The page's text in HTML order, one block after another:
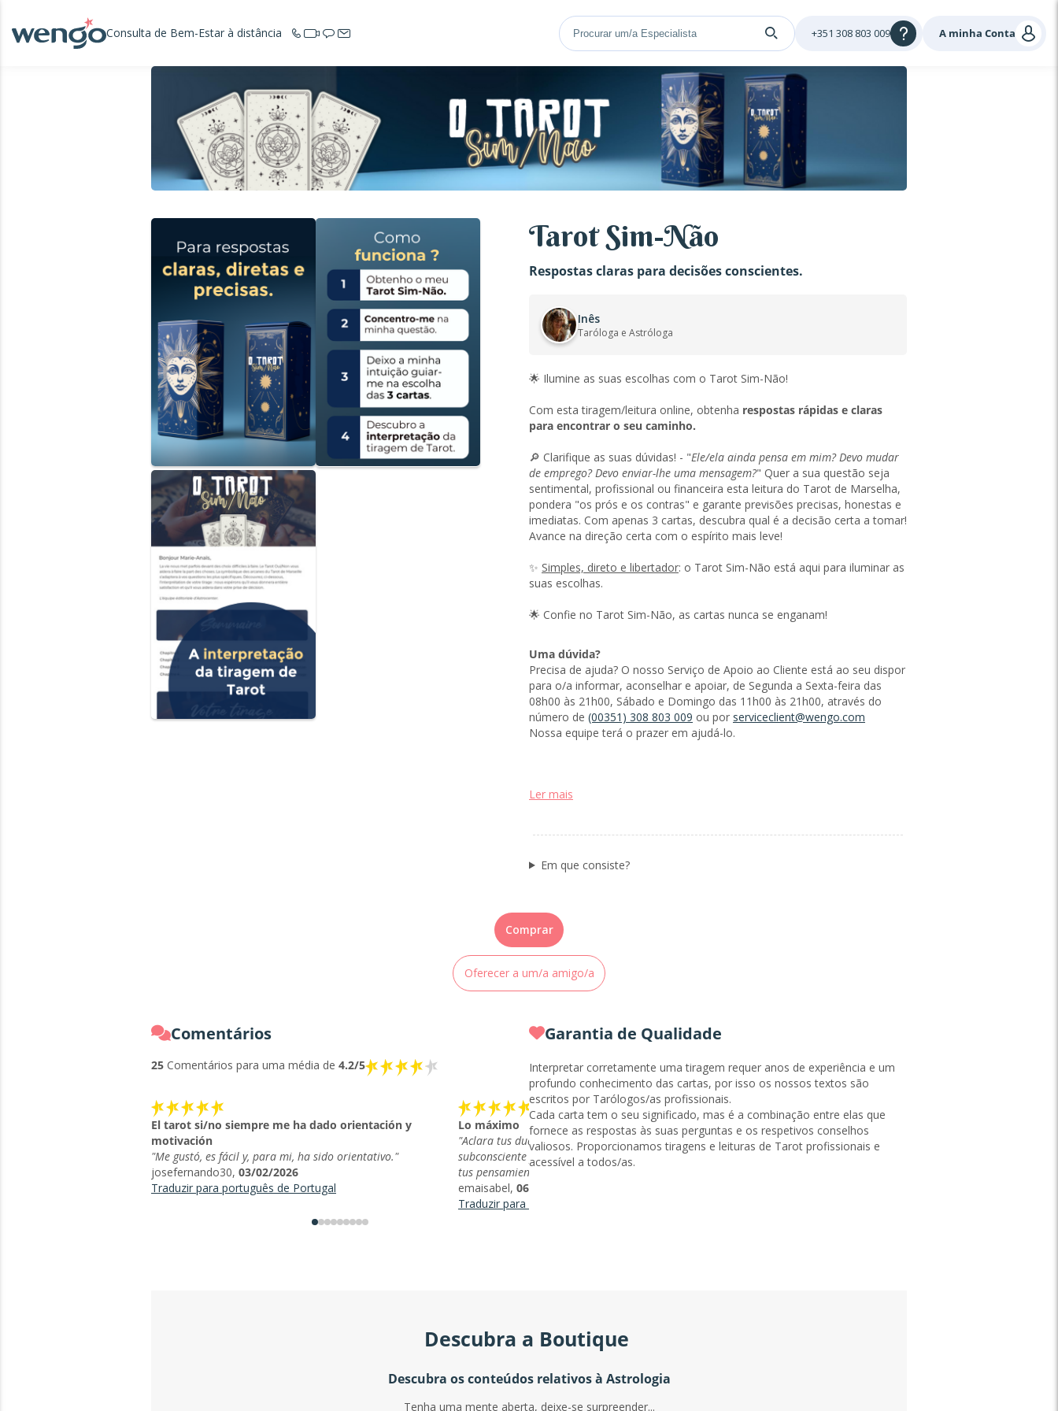
Consulta de Bem-Estar à distância A minha Conta
+351 308 803 009
Tarot Sim-Não
Respostas claras para decisões conscientes.
Inês
Taróloga e Astróloga
🌟 Ilumine as suas escolhas com o Tarot Sim-Não!
Com esta tiragem/leitura online, obtenha respostas rápidas e claras
para encontrar o seu caminho.
🔎 Clarifique as suas dúvidas! - "Ele/ela ainda pensa em mim? Devo mudar
de emprego? Devo enviar-lhe uma mensagem?" Quer a sua questão seja
sentimental, profissional ou financeira esta leitura do Tarot de Marselha,
pondera "os prós e os contras" e garante previsões precisas, honestas e
imediatas. Com apenas 3 cartas, descubra qual é a decisão certa a tomar!
Avance na direção certa com o espírito mais leve!
✨ Simples, direto e libertador: o Tarot Sim-Não está aqui para iluminar as
suas escolhas.
🌟 Confie no Tarot Sim-Não, as cartas nunca se enganam!
Uma dúvida?
Precisa de ajuda? O nosso Serviço de Apoio ao Cliente está ao seu dispor
para o/a informar, aconselhar e apoiar, de Segunda a Sexta-feira das
08h00 às 21h00, Sábado e Domingo das 11h00 às 21h00, através do
número de (00351) 308 803 009 ou por serviceclient@wengo.com
Nossa equipe terá o prazer em ajudá-lo.
Ler mais
Em que consiste?
Comprar
Oferecer a um/a amigo/a
Comentários
25 Comentários para uma média de 4.2/5
El tarot si/no siempre me ha dado orientación y
motivación
"Me gustó, es fácil y, para mi, ha sido orientativo."
josefernando30, 03/02/2026
Traduzir para português de Portugal
Lo máximo
"Aclara tus dudas más internas que tienes un tu
subconsciente y te ayuda a clarificar y comprender mejor
tus pensamientos 🙌🏼"
emaisabel, 06/11/2025
Traduzir para português de Portugal
Ottimo
"Funzionano ve lo confermo attendibili"
gaet78,15/08/2025
Garantia de Qualidade
Interpretar corretamente uma tiragem requer anos de experiência e um
profundo conhecimento das cartas, por isso os nossos textos são
escritos por Tarólogos/as profissionais.
Cada carta tem o seu significado, mas é a combinação entre elas que
fornece as respostas às suas perguntas e os respetivos conselhos
valiosos. Proporcionamos tiragens e leituras de Tarot profissionais e
acessível a todos/as.
Descubra a Boutique
Descubra os conteúdos relativos à Astrologia
Tenha uma mente aberta, deixe-se surpreender...